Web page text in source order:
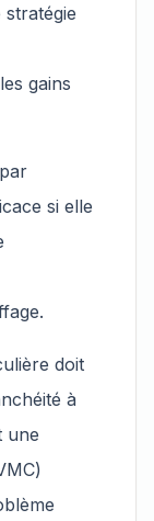
gains
si elle
doit
à
une